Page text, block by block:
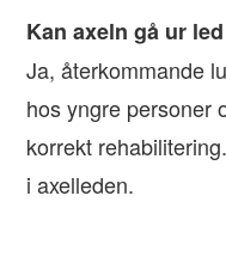
Kan axeln gå ur
Ja, återkommande
hos yngre personer
korrekt
i axelleden.